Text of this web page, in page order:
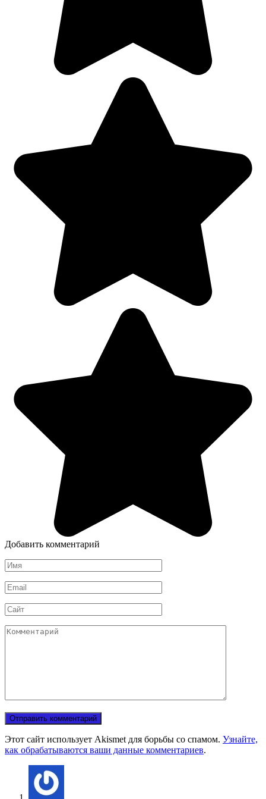
Добавить комментарий
Имя
*
Email
*
Сайт
Комментарий
Этот сайт использует Akismet для борьбы со спамом. Узнайте,
как обрабатываются ваши данные комментариев.